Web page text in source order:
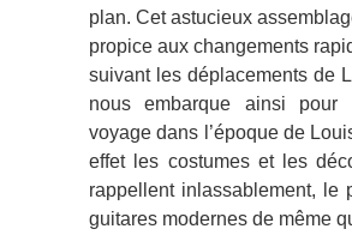
plan. Cet astucieux
propice aux changements
suivant les déplacements de
nous embarque ainsi pour
voyage dans l’époque de
effet les costumes et les
rappellent inlassablement, le
guitares modernes de même